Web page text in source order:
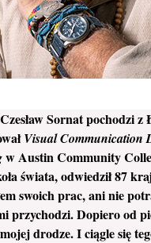
Sornat pochodzi
Visual Communication
w Austin Community
świata, odwiedził 87
swoich prac, ani nie
przychodzi. Dopiero od
drodze. I ciągle się